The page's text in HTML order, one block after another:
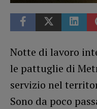
Notte di lavoro
le pattuglie di
servizio nel
Sono da poco